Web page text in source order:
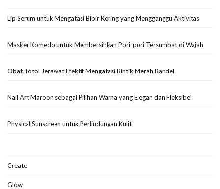
Lip Serum untuk Mengatasi Bibir Kering yang Mengganggu Aktivitas
Masker Komedo untuk Membersihkan Pori-pori Tersumbat di Wajah
Obat Totol Jerawat Efektif Mengatasi Bintik Merah Bandel
Nail Art Maroon sebagai Pilihan Warna yang Elegan dan Fleksibel
Physical Sunscreen untuk Perlindungan Kulit
Create
Glow